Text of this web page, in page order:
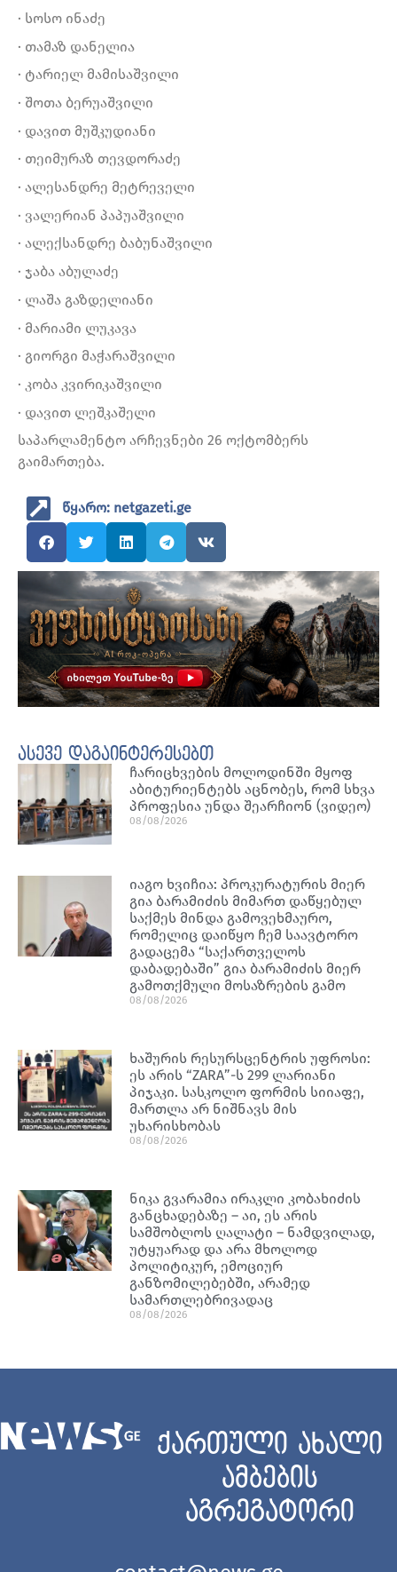
· სოსო ინაძე
· თამაზ დანელია
· ტარიელ მამისაშვილი
· შოთა ბერუაშვილი
· დავით მუშკუდიანი
· თეიმურაზ თევდორაძე
· ალესანდრე მეტრეველი
· ვალერიან პაპუაშვილი
· ალექსანდრე ბაბუნაშვილი
· ჯაბა აბულაძე
· ლაშა გაზდელიანი
· მარიამი ლუკავა
· გიორგი მაჭარაშვილი
· კობა კვირიკაშვილი
· დავით ლეშკაშელი
საპარლამენტო არჩევნები 26 ოქტომბერს
გაიმართება.
წყარო: netgazeti.ge
ასევე დაგაინტერესებთ
ჩარიცხვების მოლოდინში მყოფ
აბიტურიენტებს აცნობეს, რომ სხვა
პროფესია უნდა შეარჩიონ (ვიდეო)
08/08/2026
იაგო ხვიჩია: პროკურატურის მიერ
გია ბარამიძის მიმართ დაწყებულ
საქმეს მინდა გამოვეხმაურო,
რომელიც დაიწყო ჩემ საავტორო
გადაცემა “საქართველოს
დაბადებაში” გია ბარამიძის მიერ
გამოთქმული მოსაზრების გამო
08/08/2026
ხაშურის რესურსცენტრის უფროსი:
ეს არის “ZARA”-ს 299 ლარიანი
პიჯაკი. სასკოლო ფორმის სიიაფე,
მართლა არ ნიშნავს მის
უხარისხობას
08/08/2026
ნიკა გვარამია ირაკლი კობახიძის
განცხადებაზე – აი, ეს არის
სამშობლოს ღალატი – ნამდვილად,
უტყუარად და არა მხოლოდ
პოლიტიკურ, ემოციურ
განზომილებებში, არამედ
სამართლებრივადაც
08/08/2026
ქართული ახალი
ამბების
აგრეგატორი